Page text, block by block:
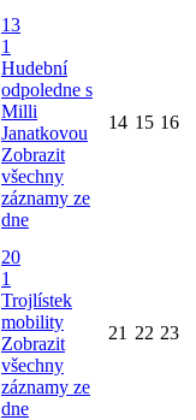
13
1
Hudební
odpoledne s
Milli
Janatkovou
Zobrazit
všechny
záznamy ze
dne
14 15 16
20
1
Trojlístek
mobility
Zobrazit
všechny
záznamy ze
dne
21 22 23